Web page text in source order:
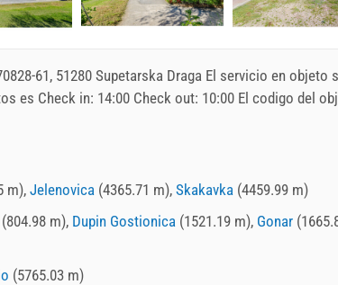
61, 51280 Supetarska Draga El servicio en objeto
es Check in: 14:00 Check out: 10:00 El codigo del
m),Jelenovica (4365.71 m), Skakavka (4459.99 m)
(804.98 m), Dupin Gostionica (1521.19 m), Gonar
(5765.03 m)